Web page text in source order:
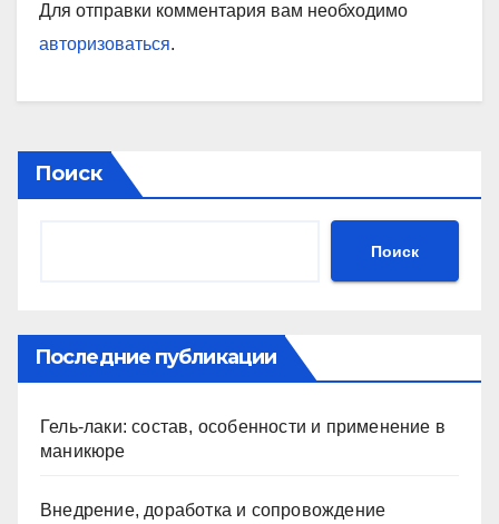
Для отправки комментария вам необходимо
авторизоваться.
Поиск
Поиск
Последние публикации
Гель-лаки: состав, особенности и применение в
маникюре
Внедрение, доработка и сопровождение